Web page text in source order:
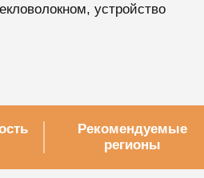
устройство
Рекомендуемые
регионы